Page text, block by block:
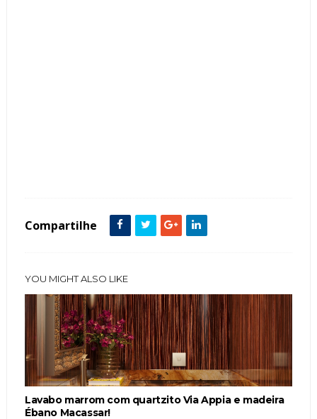
Compartilhe
YOU MIGHT ALSO LIKE
Lavabo marrom com quartzito Via Appia e madeira
Ébano Macassar!